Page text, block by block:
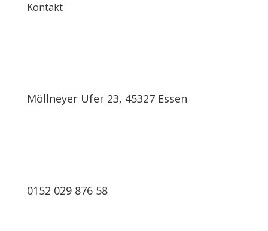
Kontakt
Möllneyer Ufer 23, 45327 Essen
0152 029 876 58